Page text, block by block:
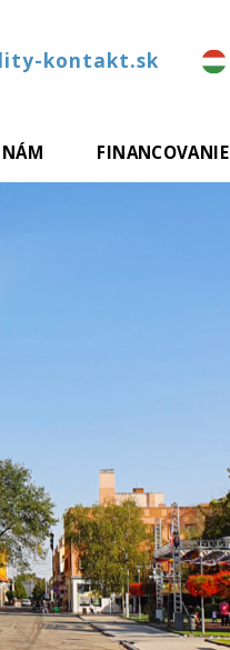
kontakt.sk
FINANCOVANIE